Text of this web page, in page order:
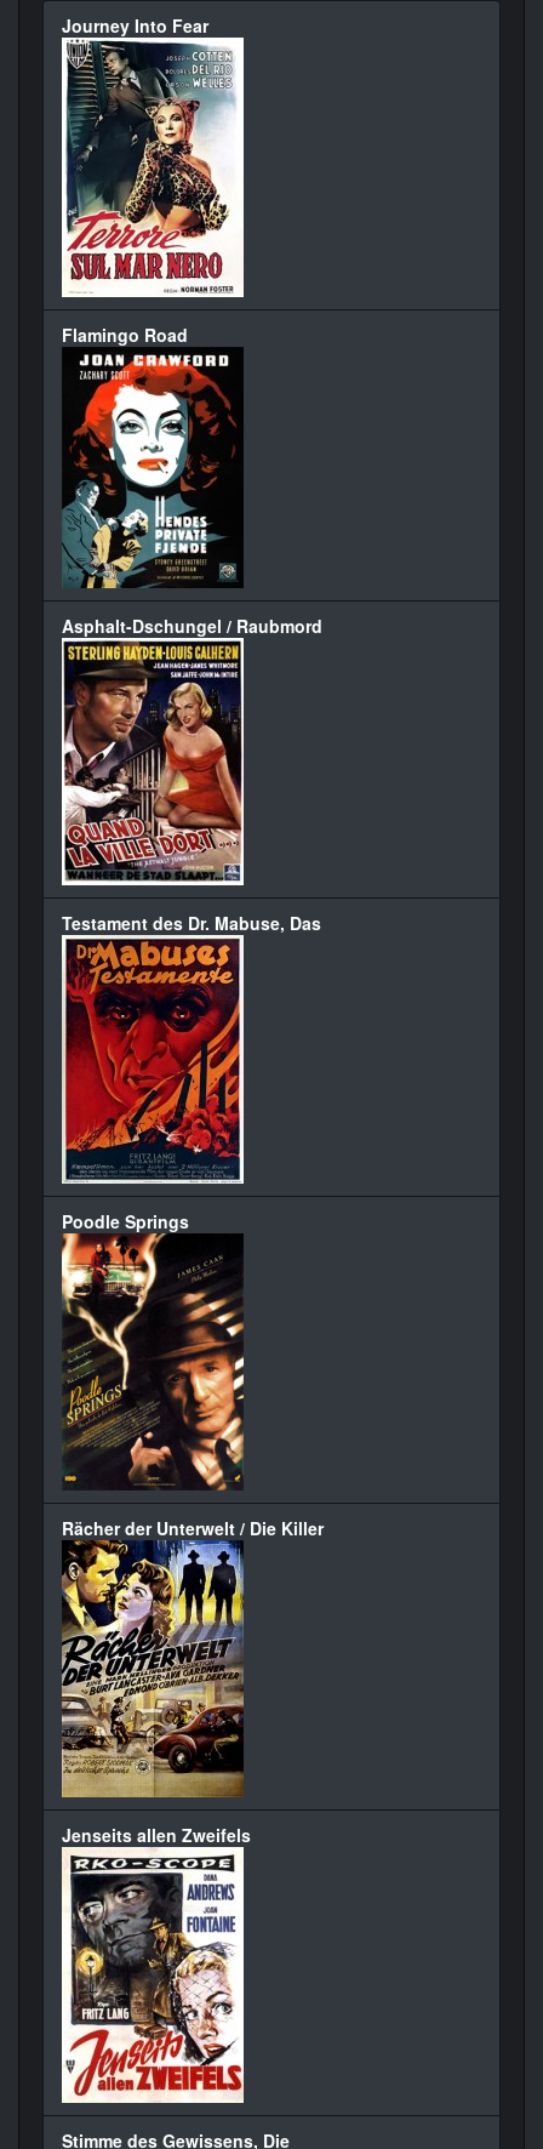
Journey Into Fear
Flamingo Road
Asphalt-Dschungel / Raubmord
Testament des Dr. Mabuse, Das
Poodle Springs
Rächer der Unterwelt / Die Killer
Jenseits allen Zweifels
Stimme des Gewissens, Die